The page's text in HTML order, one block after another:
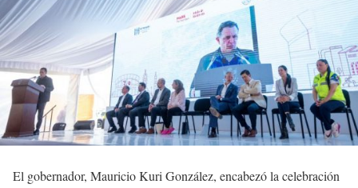
El gobernador, Mauricio Kuri González, encabezó la celebración